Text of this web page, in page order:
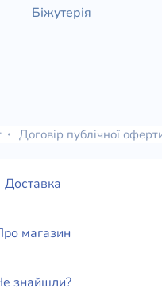
Біжутерія
Договір публічної
Доставка
магазин
знайшли?